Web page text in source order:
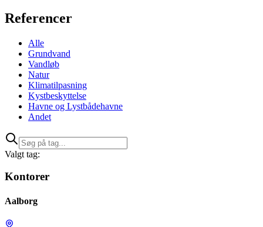
Referencer
Alle
Grundvand
Vandløb
Natur
Klimatilpasning
Kystbeskyttelse
Havne og Lystbådehavne
Andet
Valgt tag:
Kontorer
Aalborg